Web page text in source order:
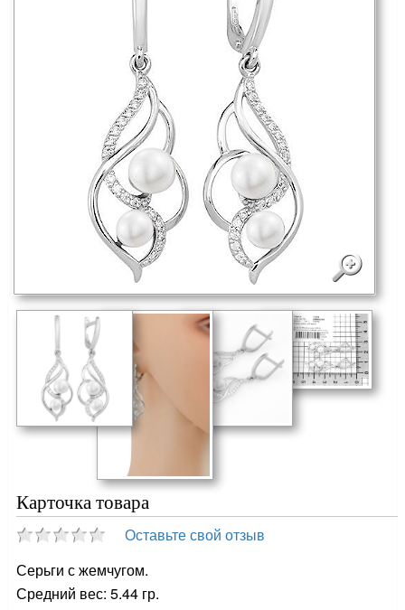
Карточка товара
Оставьте свой отзыв
Серьги с жемчугом.
Средний вес: 5.44 гр.